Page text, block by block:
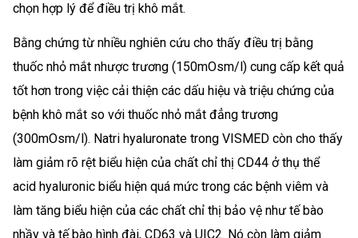
chọn hợp lý để điều trị khô mắt.
Bằng chứng từ nhiều nghiên cứu cho thấy điều trị bằng
thuốc nhỏ mắt nhược trương (150mOsm/l) cung cấp kết quả
tốt hơn trong việc cải thiện các dấu hiệu và triệu chứng của
bệnh khô mắt so với thuốc nhỏ mắt đẳng trương
(300mOsm/l). Natri hyaluronate trong VISMED còn cho thấy
làm giảm rõ rệt biểu hiện của chất chỉ thị CD44 ở thụ thể
acid hyaluronic biểu hiện quá mức trong các bệnh viêm và
làm tăng biểu hiện của các chất chỉ thị bảo vệ như tế bào
nhầy và tế bào hình đài, CD63 và UIC2. Nó còn làm giảm